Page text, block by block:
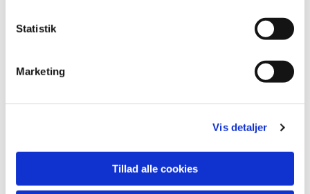
Statistik
Marketing
Vis detaljer
Tillad alle cookies
Du vil måske også kunne
lide...